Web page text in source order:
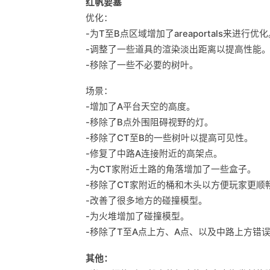
红帆要塞
优化：
-为T至B点区域增加了areaportals来进行优化
-调整了一些道具的渲染淡出距离以提高性能。
-移除了一些不必要的树叶。
场景：
-增加了A平台天空的高度。
-移除了B点外围阻碍视野的灯。
-移除了CT至B的一些树叶以提高可见性。
-修复了中路A连接附近的高架点。
-为CT家附近土路的角落增加了一些盒子。
-移除了CT家附近的桶和木头以方便玩家更顺
-改善了很多地方的碰撞模型。
-为火堆增加了碰撞模型。
-移除了T至A点上方、A点、以及中路上方错误
其他：